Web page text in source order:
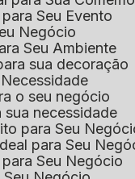
Seu Evento
Negócio
Seu Ambiente
sua decoração
o seu negócio
sua necessidade
para Seu
para Seu
Seu Negócio